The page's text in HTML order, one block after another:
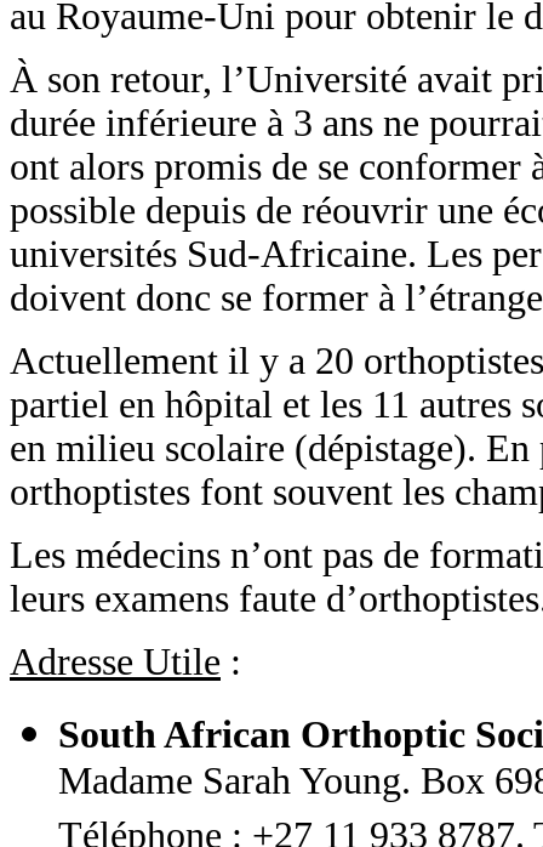
au Royaume-Uni pour obtenir le
À son retour, l’Université avait
durée inférieure à 3 ans ne
ont alors promis de se conformer
possible depuis de réouvrir une
universités Sud-Africaine. Les
doivent donc se former à
Actuellement il y a 20
partiel en hôpital et les 11 autres
en milieu scolaire (dépistage).
orthoptistes font souvent les
Les médecins n’ont pas de
leurs examens faute
Adresse Utile :
South African Orthoptic
Madame Sarah Young. Box